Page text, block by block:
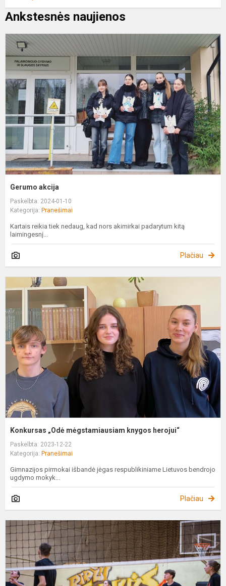
Ankstesnės naujienos
Gerumo akcija
Paskelbta: 2024-01-10
Kategorija: Pranešimai
Kartais reikia tiek nedaug, kad nors akimirkai padarytum kitą
laimingesnį...
Plačiau
Konkursas „Odė mėgstamiausiam knygos herojui“
Paskelbta: 2023-12-22
Kategorija: Pranešimai
Gimnazijos pirmokai išbandė jėgas respublikiniame Lietuvos bendrojo
ugdymo mokyk...
Plačiau